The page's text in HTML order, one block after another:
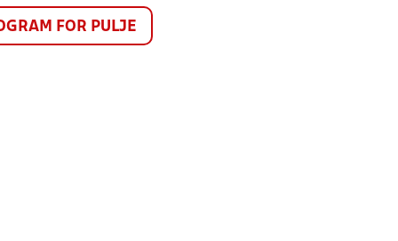
FOR PULJE